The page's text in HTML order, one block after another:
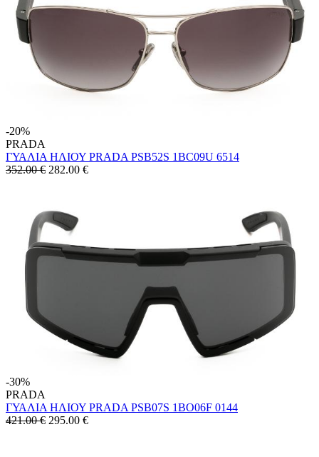
-20%
PRADA
ΓΥΑΛΙΑ ΗΛΙΟΥ PRADA PSB52S 1BC09U 6514
352.00 € 282.00 €
-30%
PRADA
ΓΥΑΛΙΑ ΗΛΙΟΥ PRADA PSB07S 1BO06F 0144
421.00 € 295.00 €